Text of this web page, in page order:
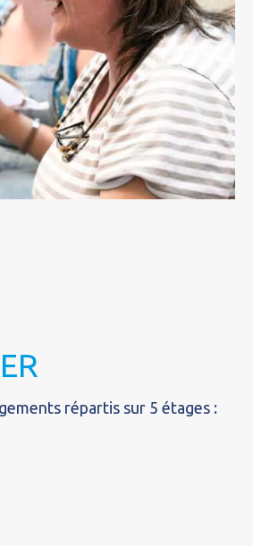
répartis sur 5 étages :